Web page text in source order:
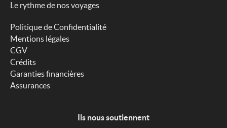
Le rythme de nos voyages
Politique de Confidentialité
Mentions légales
CGV
Crédits
Garanties financières
Assurances
Ils nous soutiennent